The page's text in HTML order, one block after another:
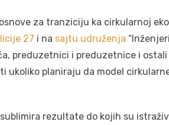
za tranziciju ka cirkularnoj
27 i na sajtu udruženja
preduzetnici i preduzetnice i
ukoliko planiraju da model
rezultate do kojih su